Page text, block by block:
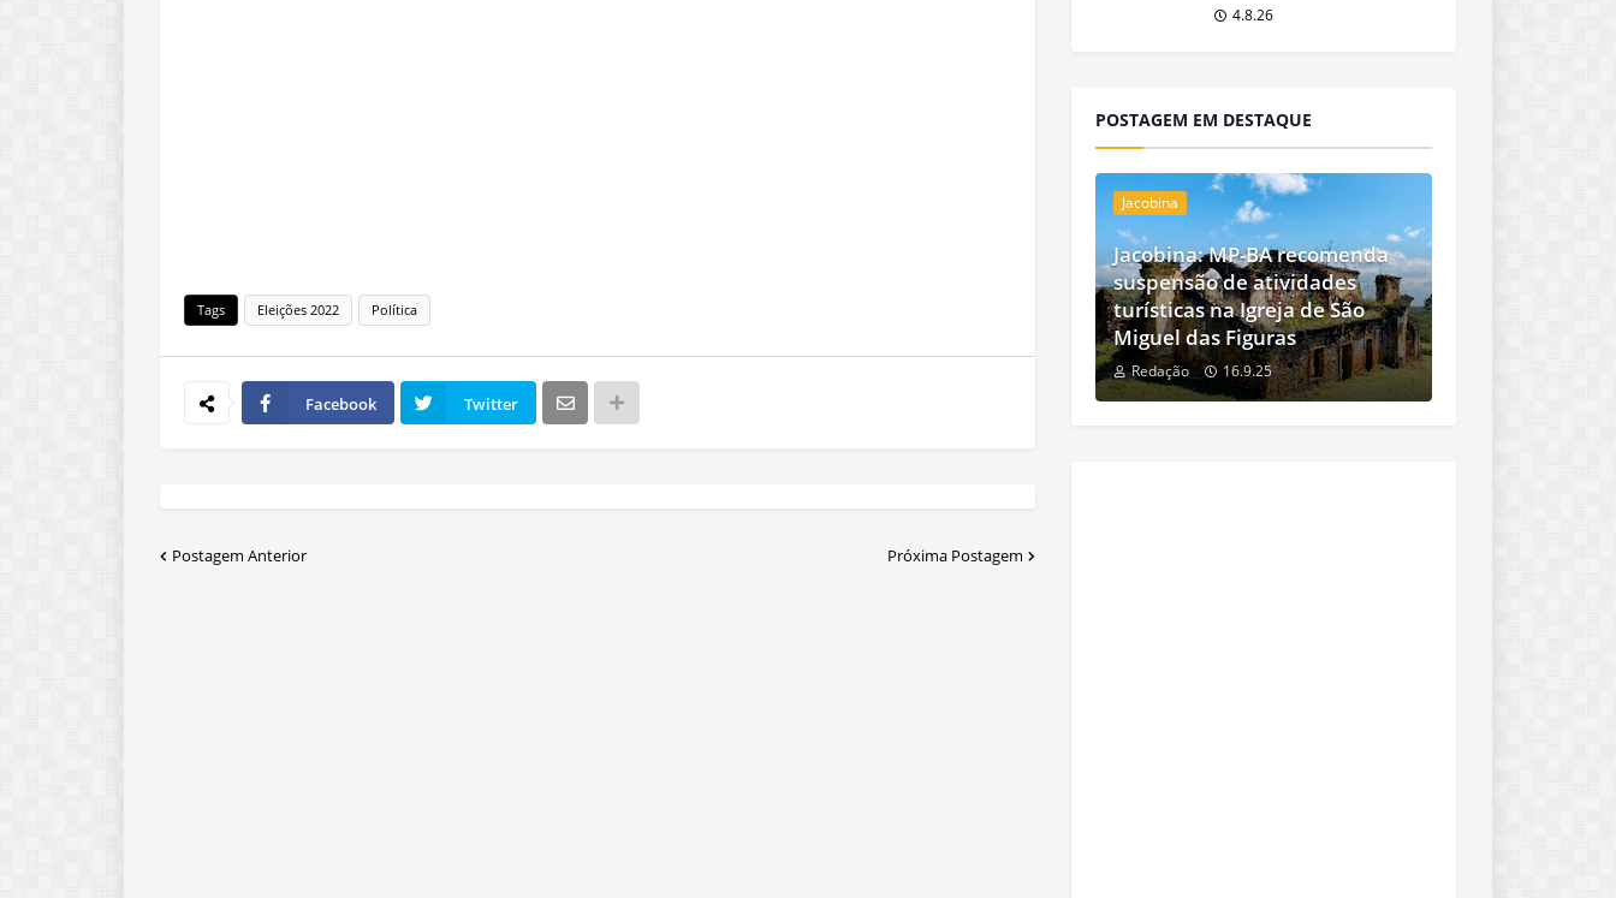
Tags Eleições 2022 Política
Facebook Twitter
Postagem Anterior Próxima Postagem
4.8.26
POSTAGEM EM DESTAQUE
Jacobina
Jacobina: MP-BA recomenda
suspensão de atividades
turísticas na Igreja de São
Miguel das Figuras
Redação 16.9.25